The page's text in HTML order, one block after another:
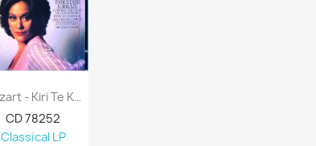
Mozart - Kiri Te Kanawa : Exsultate...
CD 78252
Classical LP